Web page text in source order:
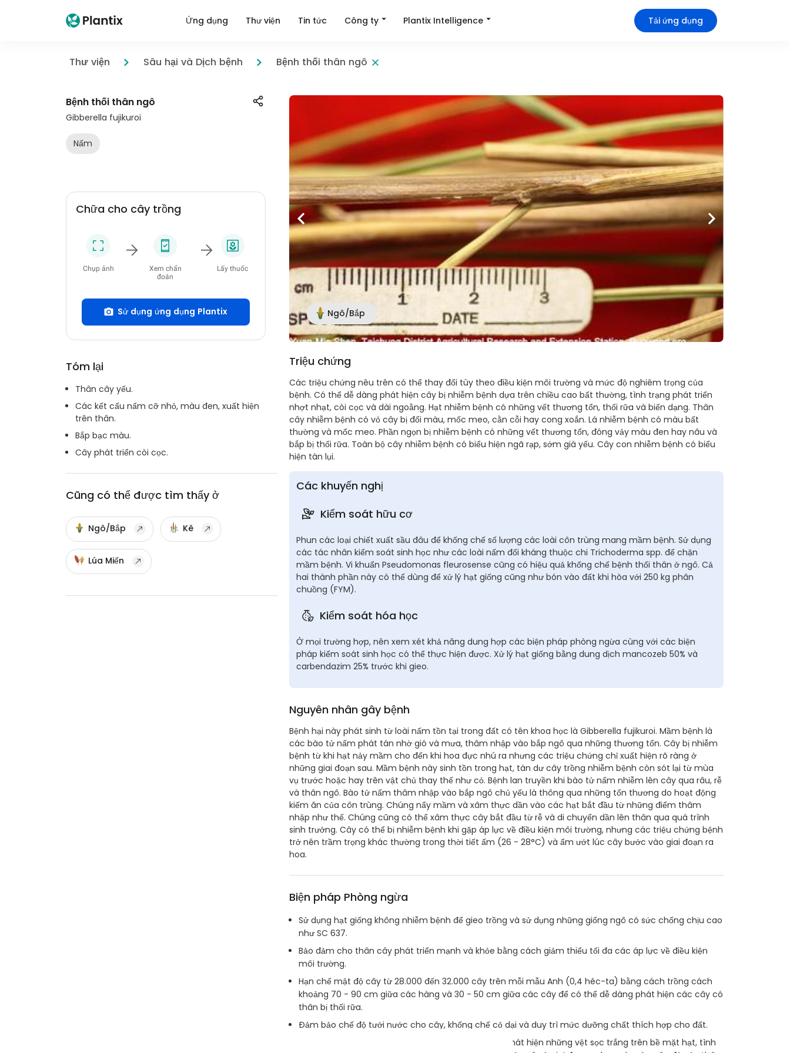
Ứng dụng Thư viện Tin tức Công ty Plantix Intelligence Tải ứng dụng
Thư viện Sâu hại và Dịch bệnh Bệnh thối thân ngô
Bệnh thối thân ngô
Gibberella fujikuroi
Nấm
Chữa cho cây trồng
Chụp ảnh
Xem chẩn
đoán
Lấy thuốc
Sử dụng ứng dụng Plantix
Tóm lại
Thân cây yếu.
Các kết cấu nấm cỡ nhỏ, màu đen, xuất hiện
trên thân.
Bắp bạc màu.
Cây phát triển còi cọc.
Cũng có thể được tìm thấy ở
Ngô/Bắp Kê
Lúa Miến
Ngô/Bắp
Triệu chứng
Các triệu chứng nêu trên có thể thay đổi tùy theo điều kiện môi trường và mức độ nghiêm trọng của
bệnh. Có thể dễ dàng phát hiện cây bị nhiễm bệnh dựa trên chiều cao bất thường, tình trạng phát triển
nhợt nhạt, còi cọc và dài ngoằng. Hạt nhiễm bệnh có những vết thương tổn, thối rữa và biến dạng. Thân
cây nhiễm bệnh có vỏ cây bị đổi màu, mốc meo, cằn cỗi hay cong xoắn. Lá nhiễm bệnh có màu bất
thường và mốc meo. Phần ngọn bị nhiễm bệnh có những vết thương tổn, đóng vảy màu đen hay nâu và
bắp bị thối rữa. Toàn bộ cây nhiễm bệnh có biểu hiện ngã rạp, sớm già yếu. Cây con nhiễm bệnh có biểu
hiện tàn lụi.
Các khuyến nghị
Kiểm soát hữu cơ
Phun các loại chiết xuất sầu đâu để khống chế số lượng các loài côn trùng mang mầm bệnh. Sử dụng
các tác nhân kiểm soát sinh học như các loài nấm đối kháng thuộc chi Trichoderma spp. để chặn
mầm bệnh. Vi khuẩn Pseudomonas fleurosense cũng có hiệu quả khống chế bệnh thối thân ở ngô. Cả
hai thành phần này có thể dùng để xử lý hạt giống cũng như bón vào đất khi hòa với 250 kg phân
chuồng (FYM).
Kiểm soát hóa học
Ở mọi trường hợp, nên xem xét khả năng dung hợp các biện pháp phòng ngừa cùng với các biện
pháp kiểm soát sinh học có thể thực hiện được. Xử lý hạt giống bằng dung dịch mancozeb 50% và
carbendazim 25% trước khi gieo.
Nguyên nhân gây bệnh
Bệnh hại này phát sinh từ loài nấm tồn tại trong đất có tên khoa học là Gibberella fujikuroi. Mầm bệnh là
các bào tử nấm phát tán nhờ gió và mưa, thâm nhập vào bắp ngô qua những thương tổn. Cây bị nhiễm
bệnh từ khi hạt nảy mầm cho đến khi hoa đực nhú ra nhưng các triệu chứng chỉ xuất hiện rõ ràng ở
những giai đoạn sau. Mầm bệnh này sinh tồn trong hạt, tàn dư cây trồng nhiễm bệnh còn sót lại từ mùa
vụ trước hoặc hay trên vật chủ thay thế như cỏ. Bệnh lan truyền khi bào tử nấm nhiễm lên cây qua râu, rễ
và thân ngô. Bào tử nấm thâm nhập vào bắp ngô chủ yếu là thông qua những tổn thương do hoạt động
kiếm ăn của côn trùng. Chúng nẩy mầm và xâm thực dần vào các hạt bắt đầu từ những điểm thâm
nhập như thế. Chúng cũng có thể xâm thực cây bắt đầu từ rễ và di chuyển dần lên thân qua quá trình
sinh trưởng. Cây có thể bị nhiễm bệnh khi gặp áp lực về điều kiện môi trường, nhưng các triệu chứng bệnh
trở nên trầm trọng khác thường trong thời tiết ấm (26 - 28°C) và ẩm ướt lúc cây bước vào giai đoạn ra
hoa.
Biện pháp Phòng ngừa
Sử dụng hạt giống không nhiễm bệnh để gieo trồng và sử dụng những giống ngô có sức chống chịu cao
như SC 637.
Bảo đảm cho thân cây phát triển mạnh và khỏe bằng cách giảm thiểu tối đa các áp lực về điều kiện
môi trường.
Hạn chế mật độ cây từ 28.000 đến 32.000 cây trên mỗi mẫu Anh (0,4 héc-ta) bằng cách trồng cách
khoảng 70 - 90 cm giữa các hàng và 30 - 50 cm giữa các cây để có thể dễ dàng phát hiện các cây có
thân bị thối rữa.
Đảm bảo chế độ tưới nước cho cây, khống chế cỏ dại và duy trì mức dưỡng chất thích hợp cho đất.
Giám sát cây trồng một cách cẩn trọng, chú tâm phát hiện những vệt sọc trắng trên bề mặt hạt, tình